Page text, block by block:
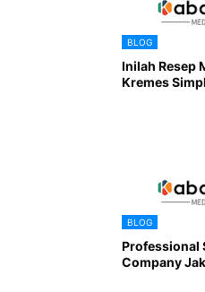
BLOG
Inilah Resep
Kremes
BLOG
Professional
Company